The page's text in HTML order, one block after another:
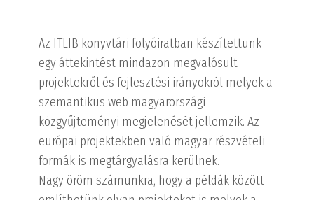
Az ITLIB könyvtári folyóiratban készítettünk
egy áttekintést mindazon megvalósult
projektekről és fejlesztési irányokról melyek a
szemantikus web magyarországi
közgyűjteményi megjelenését jellemzik. Az
európai projektekben való magyar részvételi
formák is megtárgyalásra kerülnek.
Nagy öröm számunkra, hogy a példák között